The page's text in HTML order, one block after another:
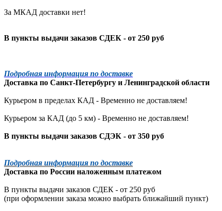
За МКАД доставки нет!
В пункты выдачи заказов СДЕК - от 250 руб
Подробная информация по доставке
Доставка по Санкт-Петербургу и Ленинградской области
Курьером в пределах КАД - Временно не доставляем!
Курьером за КАД (до 5 км) - Временно не доставляем!
В пункты выдачи заказов СДЭК - от 350 руб
Подробная информация по доставке
Доставка по России наложенным платежом
В пункты выдачи заказов СДЕК - от 250 руб
(при оформлении заказа можно выбрать ближайший пункт)